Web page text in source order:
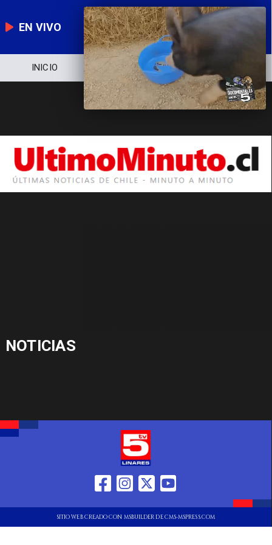
EN VIVO
INICIO NOTICIERO
NOTICIAS
SITIO WEB CREADO CON MSBUILDER DE CMS-MSPRESS.COM